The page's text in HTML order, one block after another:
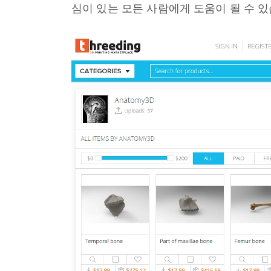
심이 있는 모든 사람에게 도움이 될 수